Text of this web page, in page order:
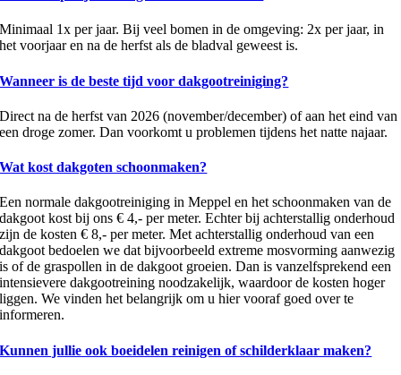
Minimaal 1x per jaar. Bij veel bomen in de omgeving: 2x per jaar, in
het voorjaar en na de herfst als de bladval geweest is.
Wanneer is de beste tijd voor dakgootreiniging?
Direct na de herfst van 2026 (november/december) of aan het eind van
een droge zomer. Dan voorkomt u problemen tijdens het natte najaar.
Wat kost dakgoten schoonmaken?
Een normale dakgootreiniging in Meppel en het schoonmaken van de
dakgoot kost bij ons € 4,- per meter. Echter bij achterstallig onderhoud
zijn de kosten € 8,- per meter. Met achterstallig onderhoud van een
dakgoot bedoelen we dat bijvoorbeeld extreme mosvorming aanwezig
is of de graspollen in de dakgoot groeien. Dan is vanzelfsprekend een
intensievere dakgootreining noodzakelijk, waardoor de kosten hoger
liggen. We vinden het belangrijk om u hier vooraf goed over te
informeren.
Kunnen jullie ook boeidelen reinigen of schilderklaar maken?